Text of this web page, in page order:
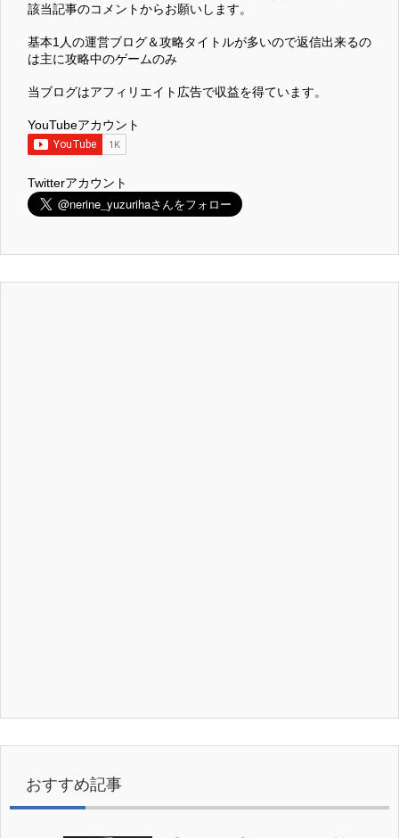
該当記事のコメントからお願いします。
基本1人の運営ブログ＆攻略タイトルが多いので返信出来るの
は主に攻略中のゲームのみ
当ブログはアフィリエイト広告で収益を得ています。
YouTubeアカウント
Twitterアカウント
おすすめ記事